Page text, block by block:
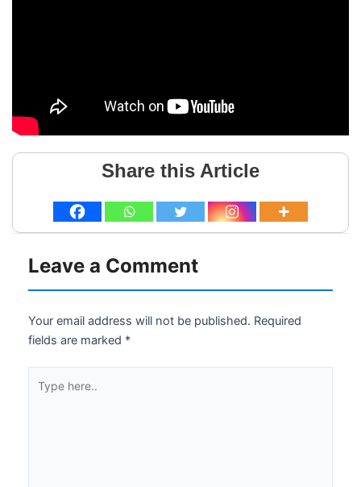
Share this Article
Leave a Comment
Your email address will not be published. Required
fields are marked *
here..